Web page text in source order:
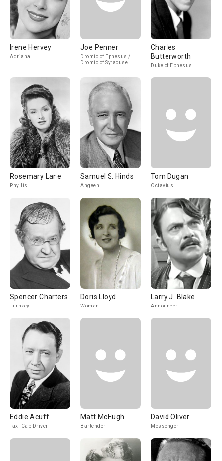
Irene Hervey
Adriana
Joe Penner
Dromio of Ephesus /
Dromio of Syracuse
Charles
Butterworth
Duke of Ephesus
Rosemary Lane
Phyllis
Samuel S. Hinds
Angeen
Tom Dugan
Octavius
Spencer Charters
Turnkey
Doris Lloyd
Woman
Larry J. Blake
Announcer
Eddie Acuff
Taxi Cab Driver
Matt McHugh
Bartender
David Oliver
Messenger